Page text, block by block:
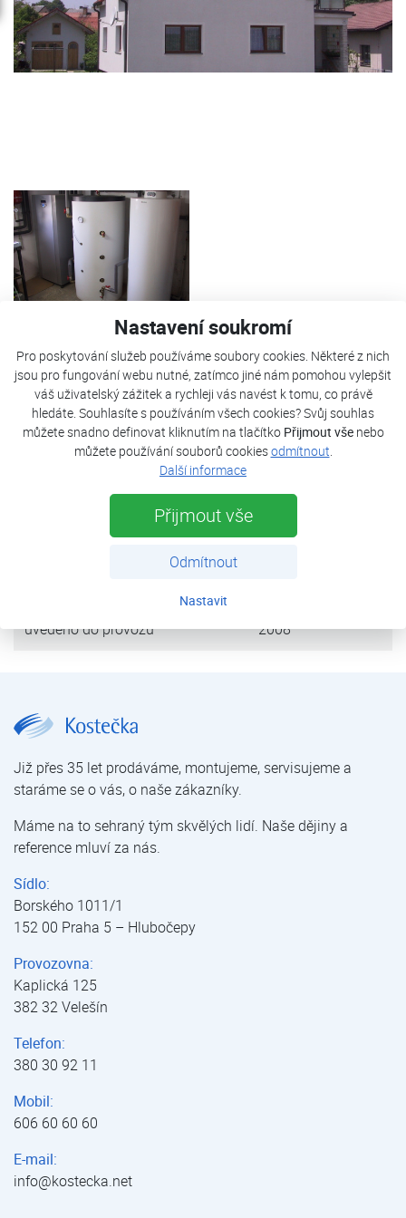
Nastavení soukromí
Pro poskytování služeb používáme soubory cookies. Některé z nich
jsou pro fungování webu nutné, zatímco jiné nám pomohou vylepšit
váš uživatelský zážitek a rychleji vás navést k tomu, co právě
hledáte. Souhlasíte s používáním všech cookies? Svůj souhlas
můžete snadno definovat kliknutím na tlačítko Přijmout všenebo
můžete používání souborů cookiesodmítnout.
Další informace
Přijmout vše
Odmítnout
Nastavit
TČ Kostečka je použito pro vytápění RD a ohřev TUV. Jako
bivalentní zdroj slouží elektrokotel v TČ.
tepelná ztráta objektu 12 kW
tepelné čerpadlo HP3BW 09E
výkon (B0/W35) 9,2 kW
uvedeno do provozu 2008
Již přes 35 let prodáváme, montujeme, servisujeme a
staráme se o vás, o naše zákazníky.
Máme na to sehraný tým skvělých lidí. Naše dějiny a
reference mluví za nás.
Sídlo:
Borského 1011/1
152 00 Praha 5 – Hlubočepy
Provozovna:
Kaplická 125
382 32 Velešín
Telefon:
380 30 92 11
Mobil:
606 60 60 60
E-mail:
info@kostecka.net